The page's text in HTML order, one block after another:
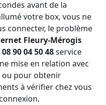
avant de la
votre box, vous ne
connecter, le problème
Fleury-Mérogis
90 04 50 48service
mise en relation avec
ou pour obtenir
à vérifier chez vous